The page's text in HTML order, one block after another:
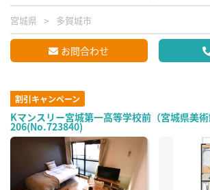
宮城県 多賀城市
お問合わせ
割引キャンペーン
Kマンスリー宮城第一高等学校前（宮城県美術
206(No.723840)